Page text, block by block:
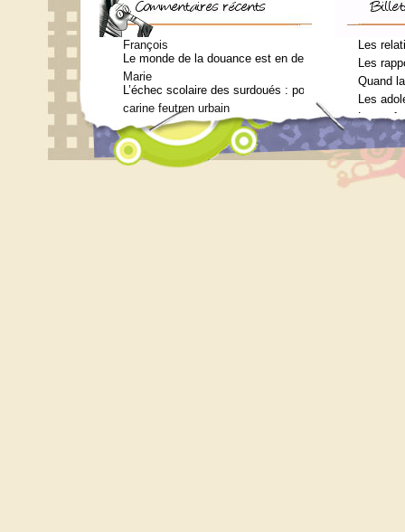
François
Le monde de la douance est en deuil : Jean-Charles
Marie
L’échec scolaire des surdoués : pourquoi ? (Journal
carine feutren urbain
Petit lexique en lien avec le surdouement à l’usage
Marie
Qui consulter pour un bilan psychométrique ?
Siouplet
Qui consulter pour un bilan psychométrique ?
Les
Les
Quand
Les
Les